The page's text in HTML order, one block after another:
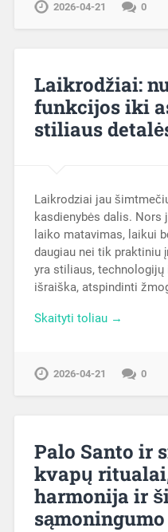
2026-04-21 0
Laikrodžiai:
funkcijos iki
stiliaus
Laikrodziai jau
kasdienybės dalis.
laiko matavimas, laikui
daugiau nei tik praktiniu
yra stiliaus,
išraiška, atspindinti
Skaityti toliau →
2026-04-21 0
Palo Santo ir
kvapų
harmonija ir